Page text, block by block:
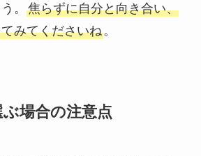
。 焦らずに自分と向き合い、
みてくださいね。
場合の注意点